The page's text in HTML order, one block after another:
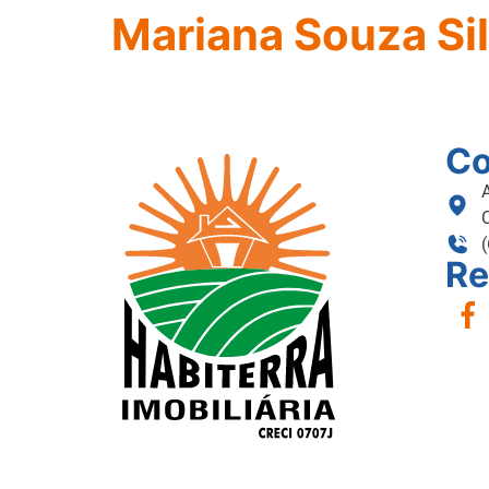
Mariana Souza